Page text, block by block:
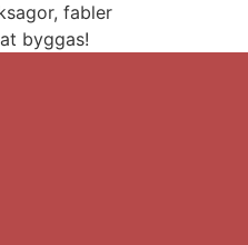
fabler
byggas!